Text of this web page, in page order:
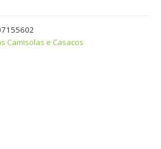
Camisolas e Casacos